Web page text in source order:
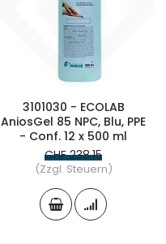
3101030 - ECOLAB
AniosGel 85 NPC, Blu, PPE
- Conf. 12 x 500 ml
CHF 238.15
(Zzgl. Steuern)